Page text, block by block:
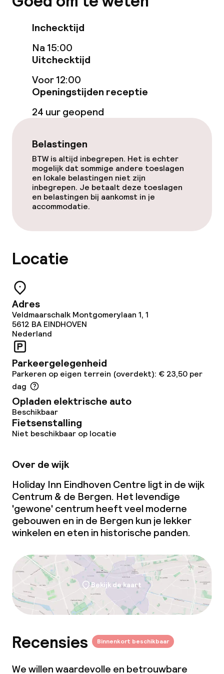
Entertainment
Gratis wifi
Terras
Eet- en drinkgelegenheden
Restaurant
Bar
Eet- en drinkdiensten
Roomservice
Zakelijke faciliteiten
Vergaderruimte
Beleid
Overal rookvrij
Inchecktijd
Na 15:00
Uitchecktijd
Voor 12:00
Openingstijden receptie
24 uur geopend
Belastingen
BTW is altijd inbegrepen. Het is echter
mogelijk dat sommige andere toeslagen
en lokale belastingen niet zijn
inbegrepen. Je betaalt deze toeslagen
en belastingen bij aankomst in je
accommodatie.
Locatie
Adres
Veldmaarschalk Montgomerylaan 1, 1
5612 BA EINDHOVEN
Nederland
Parkeergelegenheid
Parkeren op eigen terrein (overdekt): € 23,50 per
dag
Opladen elektrische auto
Beschikbaar
Fietsenstalling
Niet beschikbaar op locatie
Over de wijk
Holiday Inn Eindhoven Centre ligt in de wijk
Centrum & de Bergen. Het levendige
'gewone' centrum heeft veel moderne
gebouwen en in de Bergen kun je lekker
winkelen en eten in historische panden.
Bekijk de kaart
Recensies Binnenkort beschikbaar
We willen waardevolle en betrouwbare